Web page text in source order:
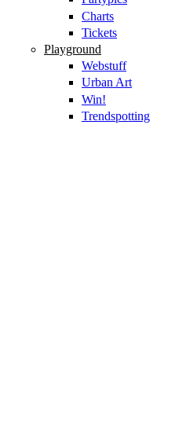
Charts
Tickets
Playground
Webstuff
Urban Art
Win!
Trendspotting